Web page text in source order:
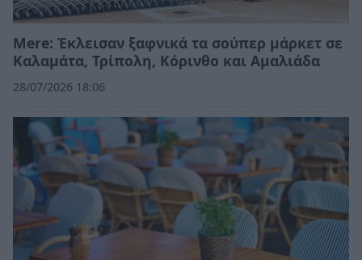
Mere: Έκλεισαν ξαφνικά τα σούπερ μάρκετ σε
Καλαμάτα, Τρίπολη, Κόρινθο και Αμαλιάδα
28/07/2026 18:06